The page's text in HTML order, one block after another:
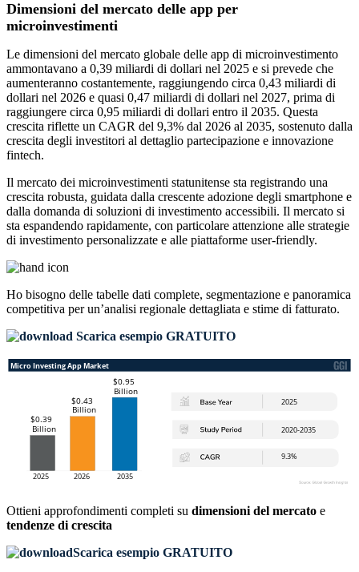
Dimensioni del mercato delle app per
microinvestimenti
Le dimensioni del mercato globale delle app di microinvestimento
ammontavano a 0,39 miliardi di dollari nel 2025 e si prevede che
aumenteranno costantemente, raggiungendo circa 0,43 miliardi di
dollari nel 2026 e quasi 0,47 miliardi di dollari nel 2027, prima di
raggiungere circa 0,95 miliardi di dollari entro il 2035. Questa
crescita riflette un CAGR del 9,3% dal 2026 al 2035, sostenuto dalla
crescita degli investitori al dettaglio partecipazione e innovazione
fintech.
Il mercato dei microinvestimenti statunitense sta registrando una
crescita robusta, guidata dalla crescente adozione degli smartphone e
dalla domanda di soluzioni di investimento accessibili. Il mercato si
sta espandendo rapidamente, con particolare attenzione alle strategie
di investimento personalizzate e alle piattaforme user-friendly.
Ho bisogno delle tabelle dati complete, segmentazione e panoramica
competitiva per un’analisi regionale dettagliata e stime di fatturato.
Scarica esempio GRATUITO
Ottieni approfondimenti completi su dimensioni del mercato e
tendenze di crescita
Scarica esempio GRATUITO